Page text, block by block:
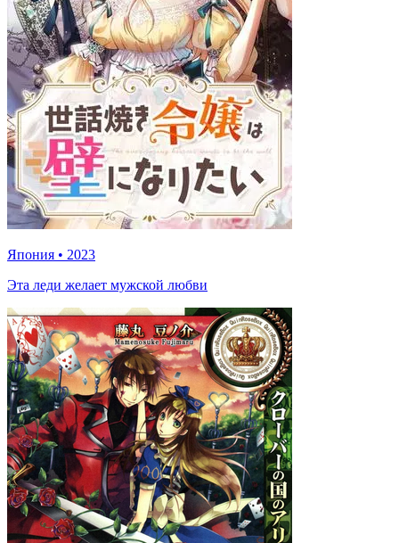
Япония • 2023
Эта леди желает мужской любви